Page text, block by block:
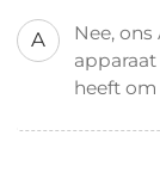
A
Nee,
heeft